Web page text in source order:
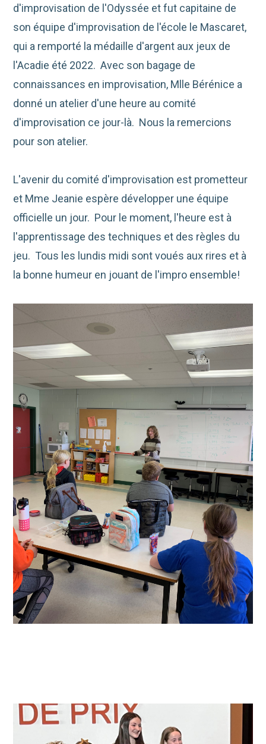
d'improvisation de l'Odyssée et fut capitaine de
son équipe d'improvisation de l'école le Mascaret,
qui a remporté la médaille d'argent aux jeux de
l'Acadie été 2022. Avec son bagage de
connaissances en improvisation, Mlle Bérénice a
donné un atelier d'une heure au comité
d'improvisation ce jour-là. Nous la remercions
pour son atelier.
L'avenir du comité d'improvisation est prometteur
et Mme Jeanie espère développer une équipe
officielle un jour. Pour le moment, l'heure est à
l'apprentissage des techniques et des règles du
jeu. Tous les lundis midi sont voués aux rires et à
la bonne humeur en jouant de l'impro ensemble!